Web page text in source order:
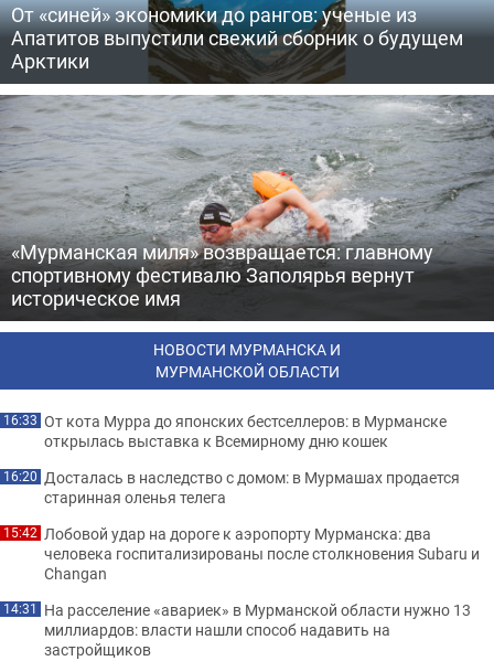
От «синей» экономики до рангов: ученые из
Апатитов выпустили свежий сборник о будущем
Арктики
«Мурманская миля» возвращается: главному
спортивному фестивалю Заполярья вернут
историческое имя
НОВОСТИ МУРМАНСКА И
МУРМАНСКОЙ ОБЛАСТИ
16:33 От кота Мурра до японских бестселлеров: в Мурманске
открылась выставка к Всемирному дню кошек
16:20 Досталась в наследство с домом: в Мурмашах продается
старинная оленья телега
15:42 Лобовой удар на дороге к аэропорту Мурманска: два
человека госпитализированы после столкновения Subaru и
Changan
14:31 На расселение «авариек» в Мурманской области нужно 13
миллиардов: власти нашли способ надавить на
застройщиков